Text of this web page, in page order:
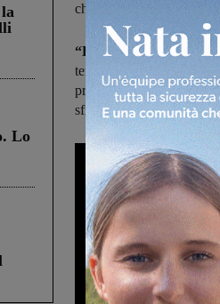
Lo
che serva ancora un po’
“La squadra ha fatto
tempo non abbia
preso il gol èstata
sfiorando anche la